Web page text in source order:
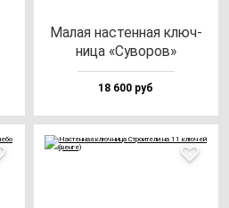
Малая нас­тен­ная ключ­
ни­ца «Суво­ров»
18 600 руб